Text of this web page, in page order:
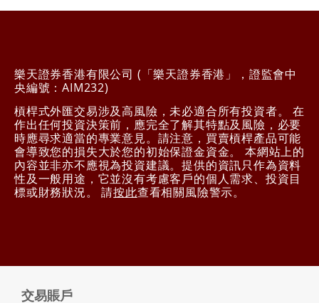
樂天證券香港有限公司 (「樂天證券香港」，證監會中
央編號：AIM232)
槓桿式外匯交易涉及高風險，未必適合所有投資者。 在
作出任何投資決策前，應完全了解其特點及風險，必要
時應尋求適當的專業意見。請注意，買賣槓桿產品可能
會導致您的損失大於您的初始保證金資金。 本網站上的
內容並非亦不應視為投資建議。提供的資訊只作為資料
性及一般用途，它並沒有考慮客戶的個人需求、投資目
標或財務狀況。 請按此查看相關風險警示。
交易賬戶